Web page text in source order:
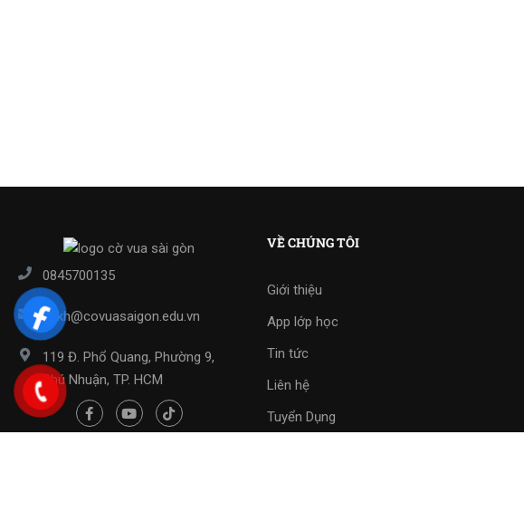
0845700135
cskh@covuasaigon.edu.vn
119 Đ. Phổ Quang, Phường 9,
Phú Nhuận, TP. HCM
VỀ CHÚNG TÔI
Giới thiệu
App lớp học
Tin tức
Liên hệ
Tuyển Dụng